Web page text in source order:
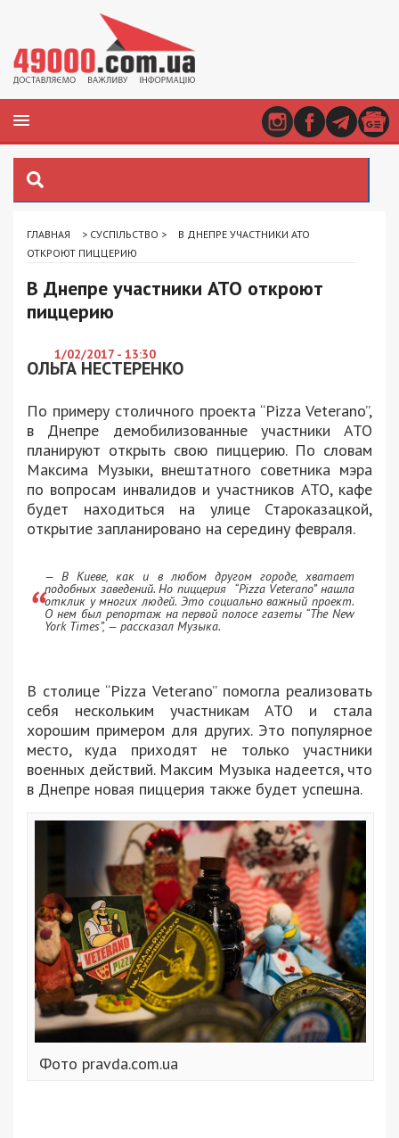
ГЛАВНАЯ > СУСПІЛЬСТВО >
В ДНЕПРЕ УЧАСТНИКИ АТО
ОТКРОЮТ ПИЦЦЕРИЮ
В Днепре участники АТО откроют
пиццерию
1/02/2017 - 13:30
ОЛЬГА НЕСТЕРЕНКО
По примеру столичного проекта “Pizza Veterano”,
в Днепре демобилизованные участники АТО
планируют открыть свою пиццерию. По словам
Максима Музыки, внештатного советника мэра
по вопросам инвалидов и участников АТО, кафе
будет находиться на улице Староказацкой,
открытие запланировано на середину февраля.
— В Киеве, как и в любом другом городе, хватает
подобных заведений. Но пиццерия “Pizza Veterano” нашла
отклик у многих людей. Это социально важный проект.
О нем был репортаж на первой полосе газеты “The New
York Times”, — рассказал Музыка.
В столице “Pizza Veterano” помогла реализовать
себя нескольким участникам АТО и стала
хорошим примером для других. Это популярное
место, куда приходят не только участники
военных действий. Максим Музыка надеется, что
в Днепре новая пиццерия также будет успешна.
Фото pravda.com.ua